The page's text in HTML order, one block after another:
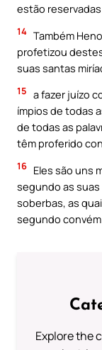
estão
14 Também
profetizou
suas santas
15 a fazer juízo
ímpios de todas
de todas as
têm proferido
16 Eles são uns
segundo as
soberbas, as
segundo
Explore the